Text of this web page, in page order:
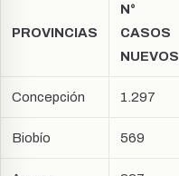
PROVINCIAS
N°
CASOS
NUEVOS
Concepción 1.297
Biobío 569